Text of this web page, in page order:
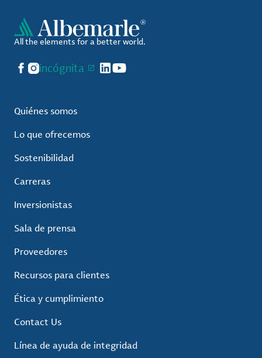
All the elements for a better world.
Facebook
Instagram
incógnita LinkedIn
YouTube
Quiénes somos
Lo que ofrecemos
Sostenibilidad
Carreras
Inversionistas
Sala de prensa
Proveedores
Recursos para clientes
Ética y cumplimiento
Contact Us
Línea de ayuda de integridad